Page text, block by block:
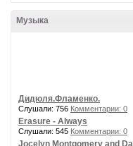
Музыка
Дидюля.Фламенко.
Слушали: 756 Комментарии: 0
Erasure - Always
Слушали: 545 Комментарии: 0
Jocelyn Montgomery and